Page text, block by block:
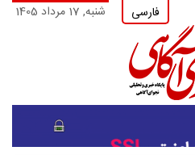
شنبه, 17 مرداد 1405 فارسی